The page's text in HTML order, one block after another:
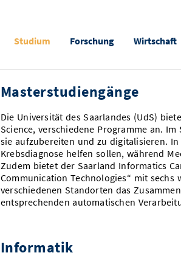
Studium Forschung Wirtschaft
Masterstudiengänge
Die Universität des Saarlandes (UdS)
Science, verschiedene Programme an.
sie aufzubereiten und zu digitalisieren.
Krebsdiagnose helfen sollen, während
Zudem bietet der Saarland Informatics
Communication Technologies“ mit
verschiedenen Standorten das
entsprechenden automatischen
Informatik